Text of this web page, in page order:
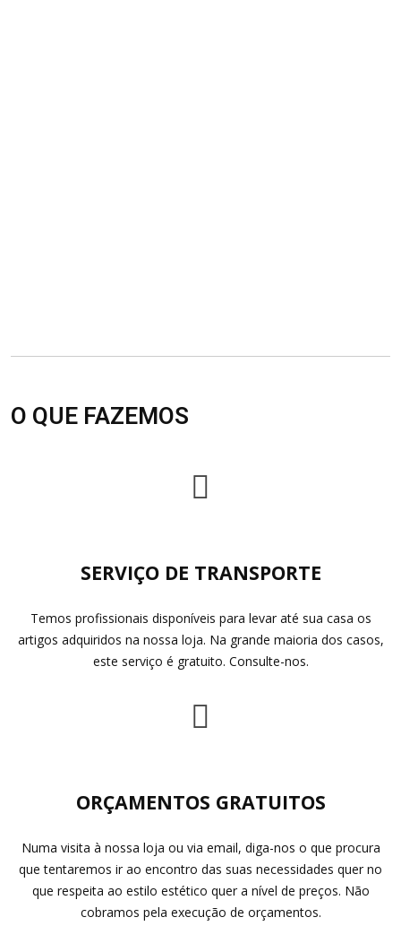
O QUE FAZEMOS
SERVIÇO DE TRANSPORTE
Temos profissionais disponíveis para levar até sua casa os
artigos adquiridos na nossa loja. Na grande maioria dos casos,
este serviço é gratuito. Consulte-nos.
ORÇAMENTOS GRATUITOS
Numa visita à nossa loja ou via email, diga-nos o que procura
que tentaremos ir ao encontro das suas necessidades quer no
que respeita ao estilo estético quer a nível de preços. Não
cobramos pela execução de orçamentos.